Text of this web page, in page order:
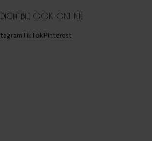
DICHTBIJ, OOK ONLINE
TikTokPinterest